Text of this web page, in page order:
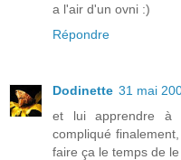
a l'air d'un ovni :)
Répondre
Dodinette 31 mai
et lui apprendre à
compliqué
faire ça le temps de